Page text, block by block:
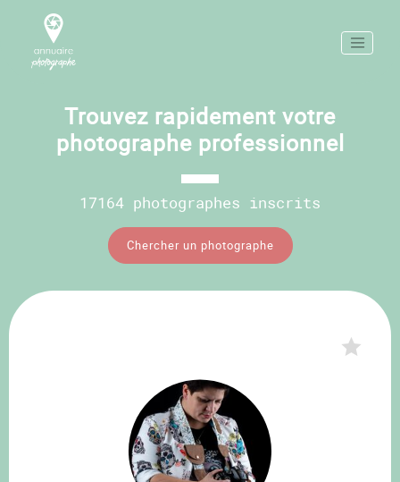
Trouvez rapidement votre
photographe professionnel
17164 photographes inscrits
Chercher un photographe